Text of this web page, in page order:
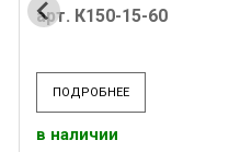
арт. К150-15-60
ПОДРОБНЕЕ
в наличии